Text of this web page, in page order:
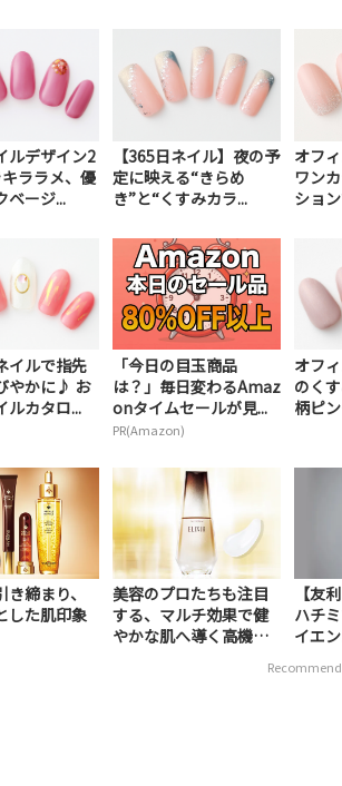
ルデザイン2
ララメ、優
ベージ...
【365日ネイル】夜の予
定に映える“きらめ
き”と“くすみカラ...
オフ
ワン
ショ
イルで指先
やかに♪ お
ルカタロ...
「今日の目玉商品
は？」毎日変わるAmaz
onタイムセールが見...
PR(Amazon)
オフ
のく
柄ピ
締まり、
した肌印象
美容のプロたちも注目
する、マルチ効果で健
やかな肌へ導く高機能
【友
ハチ
イエン